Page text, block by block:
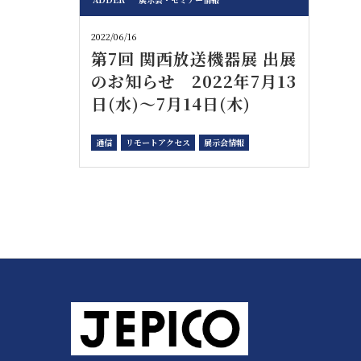
2022/06/16
第7回 関西放送機器展 出展
のお知らせ 2022年7月13
日(水)～7月14日(木)
通信 リモートアクセス 展示会情報